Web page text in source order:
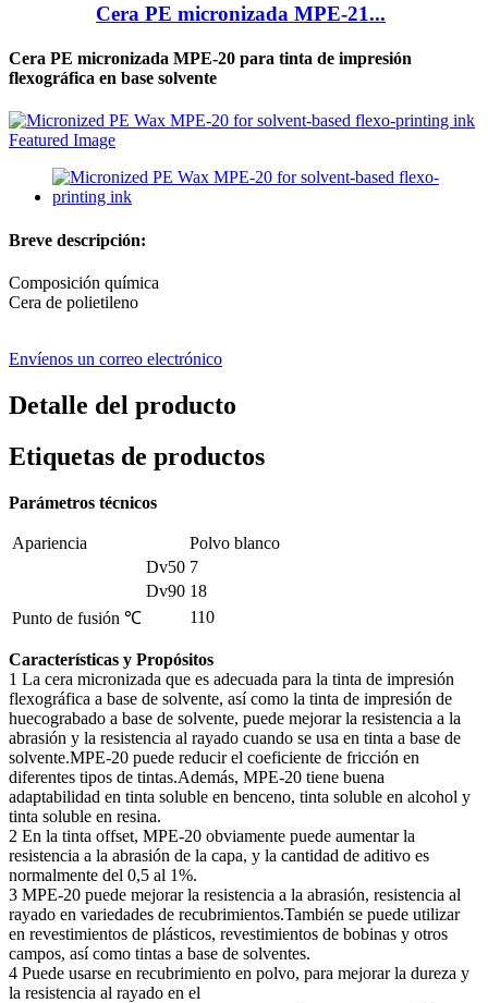
Cera PE micronizada MPE-21...
Cera PE micronizada MPE-20 para tinta de impresión
flexográfica en base solvente
Breve descripción:
Composición química
Cera de polietileno
Envíenos un correo electrónico
Detalle del producto
Etiquetas de productos
Parámetros técnicos
Apariencia
Polvo blanco
Dv50 7
Dv90 18
Punto de fusión ℃
110
Características y Propósitos
1 La cera micronizada que es adecuada para la tinta de impresión
flexográfica a base de solvente, así como la tinta de impresión de
huecograbado a base de solvente, puede mejorar la resistencia a la
abrasión y la resistencia al rayado cuando se usa en tinta a base de
solvente.MPE-20 puede reducir el coeficiente de fricción en
diferentes tipos de tintas.Además, MPE-20 tiene buena
adaptabilidad en tinta soluble en benceno, tinta soluble en alcohol y
tinta soluble en resina.
2 En la tinta offset, MPE-20 obviamente puede aumentar la
resistencia a la abrasión de la capa, y la cantidad de aditivo es
normalmente del 0,5 al 1%.
3 MPE-20 puede mejorar la resistencia a la abrasión, resistencia al
rayado en variedades de recubrimientos.También se puede utilizar
en revestimientos de plásticos, revestimientos de bobinas y otros
campos, así como tintas a base de solventes.
4 Puede usarse en recubrimiento en polvo, para mejorar la dureza y
la resistencia al rayado en el